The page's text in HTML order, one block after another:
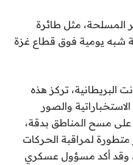
المسلحة، مثل طائرة
شبه يومية فوق قطاع غزة
البريطانية، تركز هذه
والصور
على مسح المناطق بدقة،
لمراقبة الحركات
وقد أكد مسؤول عسكري